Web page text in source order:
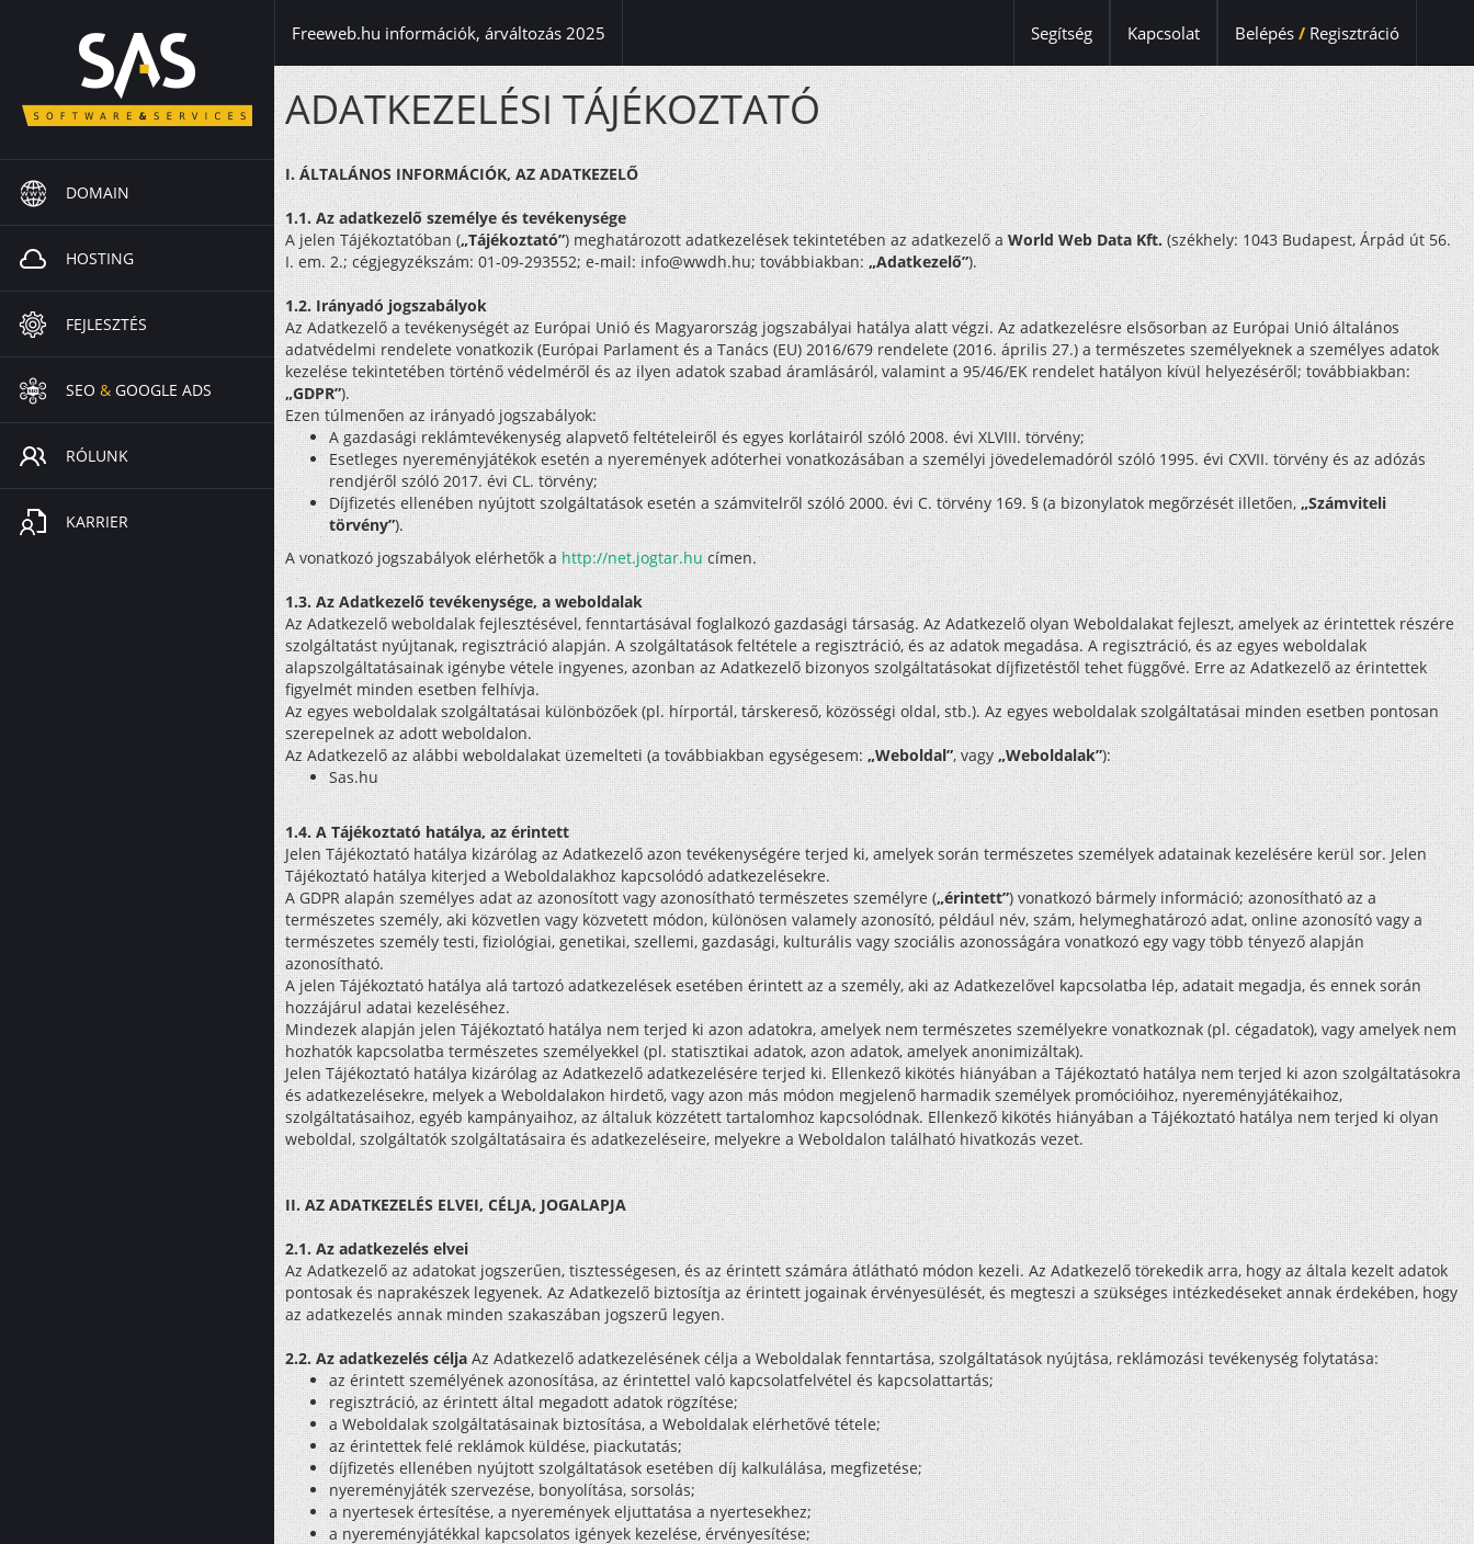
DOMAIN
HOSTING
FEJLESZTÉS
SEO & GOOGLE ADS
RÓLUNK
KARRIER
Freeweb.hu információk, árváltozás 2025 Segítség Kapcsolat Belépés /Regisztráció
ADATKEZELÉSI TÁJÉKOZTATÓ
I. ÁLTALÁNOS INFORMÁCIÓK, AZ ADATKEZELŐ
1.1. Az adatkezelő személye és tevékenysége
A jelen Tájékoztatóban („Tájékoztató”) meghatározott adatkezelések tekintetében az adatkezelő aWorld Web Data Kft.(székhely: 1043 Budapest, Árpád út 56.
I. em. 2.; cégjegyzékszám: 01-09-293552; e-mail:info@wwdh.hu; továbbiakban:„Adatkezelő”).
1.2. Irányadó jogszabályok
Az Adatkezelő a tevékenységét az Európai Unió és Magyarország jogszabályai hatálya alatt végzi. Az adatkezelésre elsősorban az Európai Unió általános
adatvédelmi rendelete vonatkozik (Európai Parlament és a Tanács (EU) 2016/679 rendelete (2016. április 27.) a természetes személyeknek a személyes adatok
kezelése tekintetében történő védelméről és az ilyen adatok szabad áramlásáról, valamint a 95/46/EK rendelet hatályon kívül helyezéséről; továbbiakban:
„GDPR”).
Ezen túlmenően az irányadó jogszabályok:
A gazdasági reklámtevékenység alapvető feltételeiről és egyes korlátairól szóló 2008. évi XLVIII. törvény;
Esetleges nyereményjátékok esetén a nyeremények adóterhei vonatkozásában a személyi jövedelemadóról szóló 1995. évi CXVII. törvény és az adózás
rendjéről szóló 2017. évi CL. törvény;
Díjfizetés ellenében nyújtott szolgáltatások esetén a számvitelről szóló 2000. évi C. törvény 169. § (a bizonylatok megőrzését illetően,„Számviteli
törvény”).
A vonatkozó jogszabályok elérhetők ahttp://net.jogtar.hucímen.
1.3. Az Adatkezelő tevékenysége, a weboldalak
Az Adatkezelő weboldalak fejlesztésével, fenntartásával foglalkozó gazdasági társaság. Az Adatkezelő olyan Weboldalakat fejleszt, amelyek az érintettek részére
szolgáltatást nyújtanak, regisztráció alapján. A szolgáltatások feltétele a regisztráció, és az adatok megadása. A regisztráció, és az egyes weboldalak
alapszolgáltatásainak igénybe vétele ingyenes, azonban az Adatkezelő bizonyos szolgáltatásokat díjfizetéstől tehet függővé. Erre az Adatkezelő az érintettek
figyelmét minden esetben felhívja.
Az egyes weboldalak szolgáltatásai különbözőek (pl. hírportál, társkereső, közösségi oldal, stb.). Az egyes weboldalak szolgáltatásai minden esetben pontosan
szerepelnek az adott weboldalon.
Az Adatkezelő az alábbi weboldalakat üzemelteti (a továbbiakban egységesem:„Weboldal”, vagy„Weboldalak”):
Sas.hu
1.4. A Tájékoztató hatálya, az érintett
Jelen Tájékoztató hatálya kizárólag az Adatkezelő azon tevékenységére terjed ki, amelyek során természetes személyek adatainak kezelésére kerül sor. Jelen
Tájékoztató hatálya kiterjed a Weboldalakhoz kapcsolódó adatkezelésekre.
A GDPR alapán személyes adat az azonosított vagy azonosítható természetes személyre („érintett”) vonatkozó bármely információ; azonosítható az a
természetes személy, aki közvetlen vagy közvetett módon, különösen valamely azonosító, például név, szám, helymeghatározó adat, online azonosító vagy a
természetes személy testi, fiziológiai, genetikai, szellemi, gazdasági, kulturális vagy szociális azonosságára vonatkozó egy vagy több tényező alapján
azonosítható.
A jelen Tájékoztató hatálya alá tartozó adatkezelések esetében érintett az a személy, aki az Adatkezelővel kapcsolatba lép, adatait megadja, és ennek során
hozzájárul adatai kezeléséhez.
Mindezek alapján jelen Tájékoztató hatálya nem terjed ki azon adatokra, amelyek nem természetes személyekre vonatkoznak (pl. cégadatok), vagy amelyek nem
hozhatók kapcsolatba természetes személyekkel (pl. statisztikai adatok, azon adatok, amelyek anonimizáltak).
Jelen Tájékoztató hatálya kizárólag az Adatkezelő adatkezelésére terjed ki. Ellenkező kikötés hiányában a Tájékoztató hatálya nem terjed ki azon szolgáltatásokra
és adatkezelésekre, melyek a Weboldalakon hirdető, vagy azon más módon megjelenő harmadik személyek promócióihoz, nyereményjátékaihoz,
szolgáltatásaihoz, egyéb kampányaihoz, az általuk közzétett tartalomhoz kapcsolódnak. Ellenkező kikötés hiányában a Tájékoztató hatálya nem terjed ki olyan
weboldal, szolgáltatók szolgáltatásaira és adatkezeléseire, melyekre a Weboldalon található hivatkozás vezet.
II. AZ ADATKEZELÉS ELVEI, CÉLJA, JOGALAPJA
2.1. Az adatkezelés elvei
Az Adatkezelő az adatokat jogszerűen, tisztességesen, és az érintett számára átlátható módon kezeli. Az Adatkezelő törekedik arra, hogy az általa kezelt adatok
pontosak és naprakészek legyenek. Az Adatkezelő biztosítja az érintett jogainak érvényesülését, és megteszi a szükséges intézkedéseket annak érdekében, hogy
az adatkezelés annak minden szakaszában jogszerű legyen.
2.2. Az adatkezelés céljaAz Adatkezelő adatkezelésének célja a Weboldalak fenntartása, szolgáltatások nyújtása, reklámozási tevékenység folytatása:
az érintett személyének azonosítása, az érintettel való kapcsolatfelvétel és kapcsolattartás;
regisztráció, az érintett által megadott adatok rögzítése;
a Weboldalak szolgáltatásainak biztosítása, a Weboldalak elérhetővé tétele;
az érintettek felé reklámok küldése, piackutatás;
díjfizetés ellenében nyújtott szolgáltatások esetében díj kalkulálása, megfizetése;
nyereményjáték szervezése, bonyolítása, sorsolás;
a nyertesek értesítése, a nyeremények eljuttatása a nyertesekhez;
a nyereményjátékkal kapcsolatos igények kezelése, érvényesítése;